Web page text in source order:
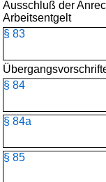
Ausschluß der
Arbeitsentgelt
§ 83
§ 84
§ 84a
§ 85